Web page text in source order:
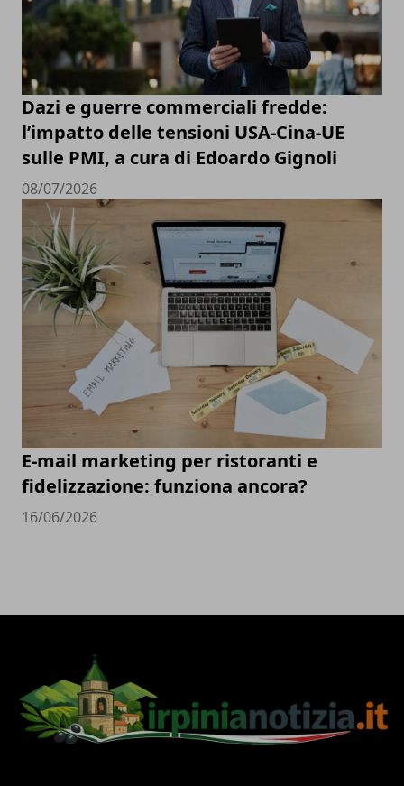
Dazi e guerre commerciali fredde:
l’impatto delle tensioni USA-Cina-UE
sulle PMI, a cura di Edoardo Gignoli
08/07/2026
E-mail marketing per ristoranti e
fidelizzazione: funziona ancora?
16/06/2026